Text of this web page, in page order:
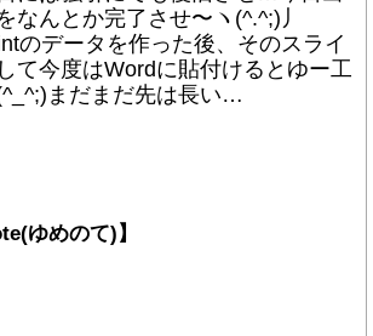
なんとか完了させ〜ヽ(^.^;)丿
のデータを作った後、そのスライ
て今度はWordに貼付けるとゆー工
まだまだ先は長い…
ゆめのて)】